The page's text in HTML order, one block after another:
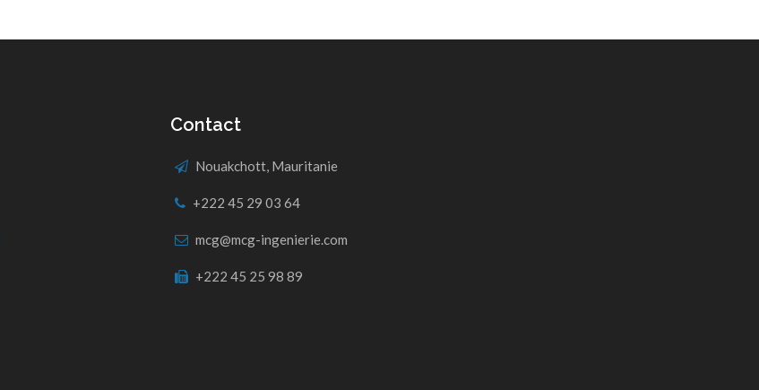
Contact
Nouakchott, Mauritanie
+222 45 29 03 64
mcg@mcg-ingenierie.com
+222 45 25 98 89